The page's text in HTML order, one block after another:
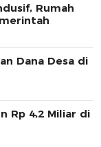
Rumah
Dana Desa di
Rp 4,2 Miliar di